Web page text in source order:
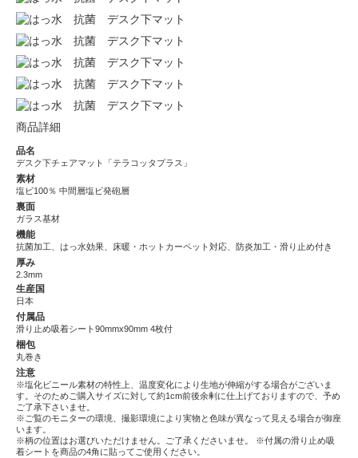
商品詳細
品名
デスク下チェアマット「テラコッタプラス」
素材
塩ビ100％ 中間層塩ビ発砲層
裏面
ガラス基材
機能
抗菌加工、はっ水効果、床暖・ホットカーペット対応、防炎加工・滑り止め付き
厚み
2.3mm
生産国
日本
付属品
滑り止め吸着シート90mmx90mm 4枚付
梱包
丸巻き
注意
※塩化ビニール素材の特性上、温度変化により生地が伸縮がする場合がございま
す。そのためご購入サイズに対して約1cm前後余剰に仕上げておりますので、予め
ご了承下さいませ。
※ご覧のモニターの環境、撮影環境により実物と色味が異なって見える場合が御座
います。
※柄の位置はお選びいただけません。ご了承くださいませ。 ※付属の滑り止め吸
着シートを商品の4角に貼ってご使用ください。